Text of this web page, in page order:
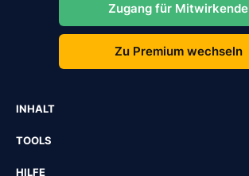
Zugang für Mitwirkende
Zu Premium wechseln
INHALT
TOOLS
HILFE